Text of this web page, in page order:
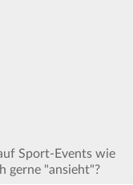
Sport-Events wie
gerne "ansieht"?